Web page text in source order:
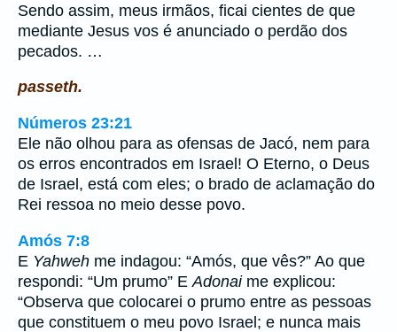
Sendo assim, meus irmãos, ficai cientes de que
mediante Jesus vos é anunciado o perdão dos
pecados. …
passeth.
Números 23:21
Ele não olhou para as ofensas de Jacó, nem para
os erros encontrados em Israel! O Eterno, o Deus
de Israel, está com eles; o brado de aclamação do
Rei ressoa no meio desse povo.
Amós 7:8
E Yahweh me indagou: “Amós, que vês?” Ao que
respondi: “Um prumo” E Adonaime explicou:
“Observa que colocarei o prumo entre as pessoas
que constituem o meu povo Israel; e nunca mais